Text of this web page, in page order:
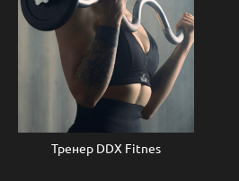
Тренер DDX Fitnes